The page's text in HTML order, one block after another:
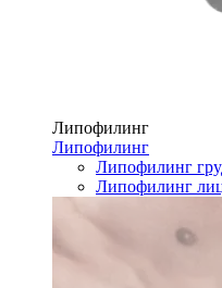
Липофилинг
Липофилинг
Липофилинг
Липофилинг